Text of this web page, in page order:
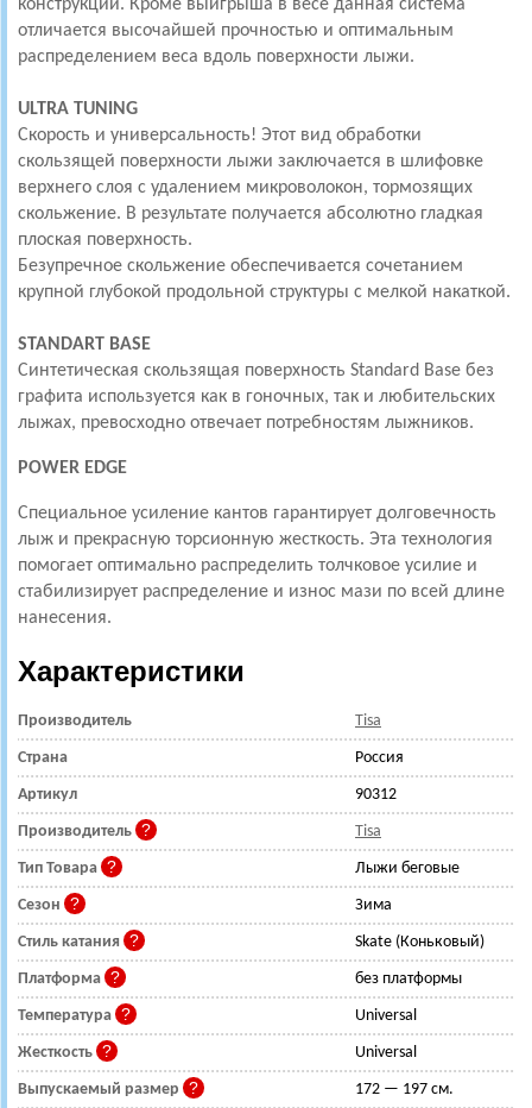
конструкции. Кроме выигрыша в весе данная система
отличается высочайшей прочностью и оптимальным
распределением веса вдоль поверхности лыжи.
ULTRA TUNING
Скорость и универсальность! Этот вид обработки
скользящей поверхности лыжи заключается в шлифовке
верхнего слоя с удалением микроволокон, тормозящих
скольжение. В результате получается абсолютно гладкая
плоская поверхность.
Безупречное скольжение обеспечивается сочетанием
крупной глубокой продольной структуры с мелкой накаткой.
STANDART BASE
Синтетическая скользящая поверхность Standard Base без
графита используется как в гоночных, так и любительских
лыжах, превосходно отвечает потребностям лыжников.
POWER EDGE
Специальное усиление кантов гарантирует долговечность
лыж и прекрасную торсионную жесткость. Эта технология
помогает оптимально распределить толчковое усилие и
стабилизирует распределение и износ мази по всей длине
нанесения.
Характеристики
Производитель Tisa
Страна Россия
Артикул 90312
Производитель Tisa
Тип Товара Лыжи беговые
Сезон Зима
Стиль катания Skate (Коньковый)
Платформа без платформы
Температура Universal
Жесткость Universal
Выпускаемый размер 172 — 197 см.